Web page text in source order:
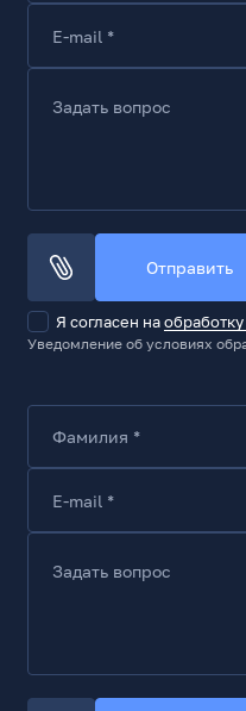
E-mail *
Задать вопрос
Отправить
Я согласен на
Уведомление об условиях
Фамилия *
E-mail *
Задать вопрос